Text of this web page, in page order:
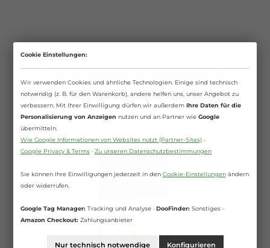
Details
Cookie Einstellungen:
Wir verwenden Cookies und ähnliche Technologien. Einige sind technisch
notwendig (z. B. für den Warenkorb), andere helfen uns, unser Angebot zu
verbessern. Mit Ihrer Einwilligung dürfen wir außerdem Ihre Daten für die
Personalisierung von Anzeigen nutzen und an Partner wie Google
übermitteln.
Wie Google Informationen von Websites nutzt (Partner-Sites)·
Google Privacy & Terms· Zu unseren Datenschutzbestimmungen
Sie können Ihre Einwilligungen jederzeit in den Cookie-Einstellungenändern
oder widerrufen.
Google Tag Manager: Tracking und Analyse · DooFinder: Sonstiges ·
Amazon Checkout: Zahlungsanbieter
Nur technisch notwendige Konfigurieren